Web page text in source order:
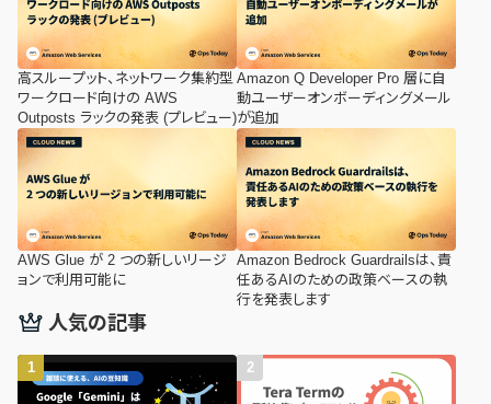
高スループット、ネットワーク集約型
ワークロード向けの AWS
Outposts ラックの発表 (プレビュー)
Amazon Q Developer Pro 層に自
動ユーザーオンボーディングメール
が追加
AWS Glue が 2 つの新しいリージ
ョンで利用可能に
Amazon Bedrock Guardrailsは、責
任あるAIのための政策ベースの執
行を発表します
人気の記事